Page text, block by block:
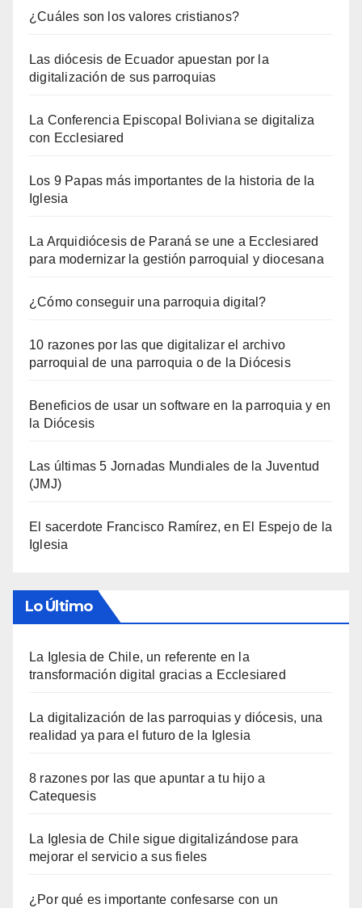
¿Cuáles son los valores cristianos?
Las diócesis de Ecuador apuestan por la
digitalización de sus parroquias
La Conferencia Episcopal Boliviana se digitaliza
con Ecclesiared
Los 9 Papas más importantes de la historia de la
Iglesia
La Arquidiócesis de Paraná se une a Ecclesiared
para modernizar la gestión parroquial y diocesana
¿Cómo conseguir una parroquia digital?
10 razones por las que digitalizar el archivo
parroquial de una parroquia o de la Diócesis
Beneficios de usar un software en la parroquia y en
la Diócesis
Las últimas 5 Jornadas Mundiales de la Juventud
(JMJ)
El sacerdote Francisco Ramírez, en El Espejo de la
Iglesia
Lo Último
La Iglesia de Chile, un referente en la
transformación digital gracias a Ecclesiared
La digitalización de las parroquias y diócesis, una
realidad ya para el futuro de la Iglesia
8 razones por las que apuntar a tu hijo a
Catequesis
La Iglesia de Chile sigue digitalizándose para
mejorar el servicio a sus fieles
¿Por qué es importante confesarse con un